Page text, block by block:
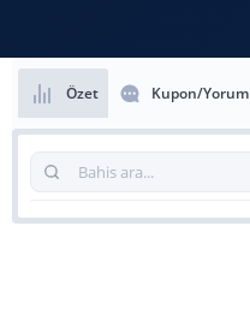
Özet Kupon/Yorum